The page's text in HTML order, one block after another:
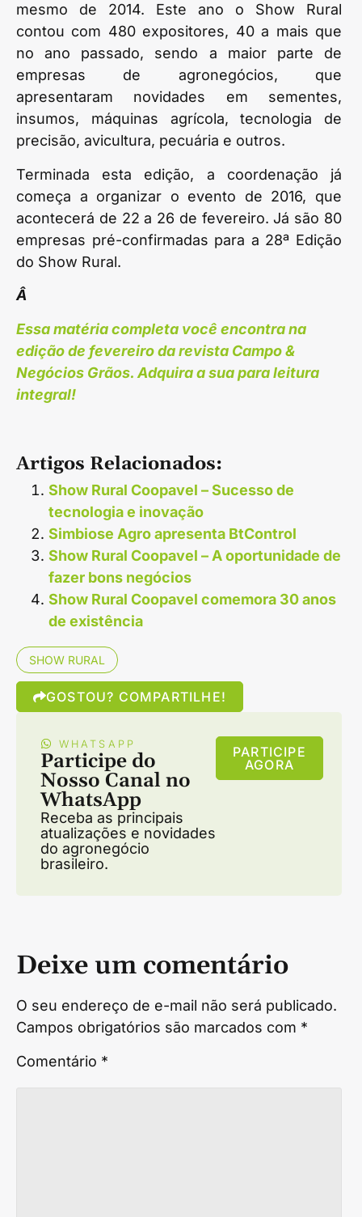
mesmo de 2014. Este ano o Show Rural
contou com 480 expositores, 40 a mais que
no ano passado, sendo a maior parte de
empresas de agronegócios, que
apresentaram novidades em sementes,
insumos, máquinas agrícola, tecnologia de
precisão, avicultura, pecuária e outros.
Terminada esta edição, a coordenação já
começa a organizar o evento de 2016, que
acontecerá de 22 a 26 de fevereiro. Já são 80
empresas pré-confirmadas para a 28ª Edição
do Show Rural.
Â
Essa matéria completa você encontra na
edição de fevereiro da revista Campo &
Negócios Grãos. Adquira a sua para leitura
integral!
Artigos Relacionados:
Show Rural Coopavel – Sucesso de
tecnologia e inovação
Simbiose Agro apresenta BtControl
Show Rural Coopavel – A oportunidade de
fazer bons negócios
Show Rural Coopavel comemora 30 anos
de existência
SHOW RURAL
GOSTOU? COMPARTILHE!
WHATSAPP
Participe do
Nosso Canal no
WhatsApp
Receba as principais
atualizações e novidades
do agronegócio
brasileiro.
PARTICIPE
AGORA
Deixe um comentário
O seu endereço de e-mail não será publicado.
Campos obrigatórios são marcados com *
Comentário *